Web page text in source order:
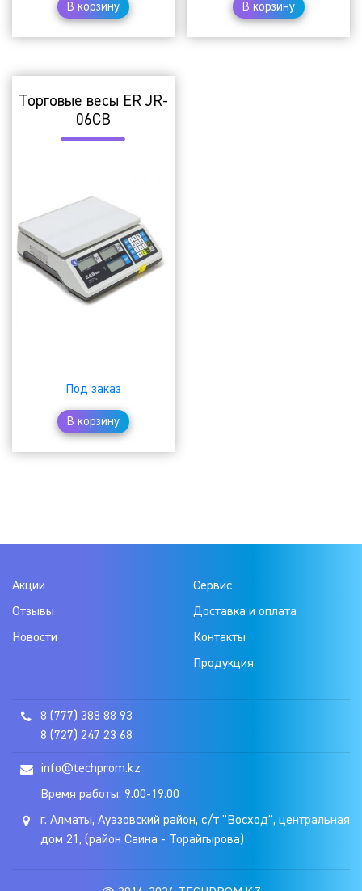
В корзину В корзину
Торговые весы ER JR-
06CB
Под заказ
В корзину
Акции
Отзывы
Новости
Сервис
Доставка и оплата
Контакты
Продукция
8 (777) 388 88 93
8 (727) 247 23 68
info@techprom.kz
Время работы: 9.00-19.00
г. Алматы, Ауэзовский район, с/т "Восход", центральная
дом 21, (район Саина - Торайгырова)